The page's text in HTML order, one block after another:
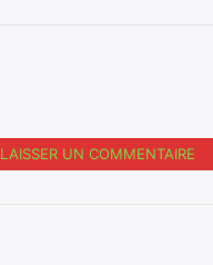
LAISSER UN COMMENTAIRE